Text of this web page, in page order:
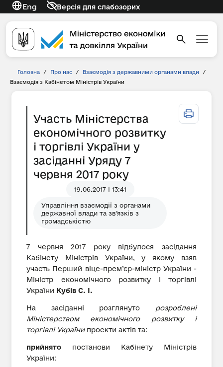
Eng Версія для слабозорих
Головна / Про нас / Взаємодія з державними органами влади
/
Взаємодія з Кабінетом Міністрів України
Участь Міністерства
економічного розвитку
і торгівлі України у
засіданні Уряду 7
червня 2017 року
19.06.2017 | 13:41
Управління взаємодії з органами
державної влади та зв’язків з
громадськістю
7 червня 2017 року відбулося засідання
Кабінету Міністрів України, у якому взяв
участь Перший віце-прем’єр-міністр України -
Міністр економічного розвитку і торгівлі
України Кубів С. І.
На засіданні розглянуто розроблені
Міністерством економічного розвитку і
торгівлі Українипроекти актів та:
прийнято постанови Кабінету Міністрів
України: